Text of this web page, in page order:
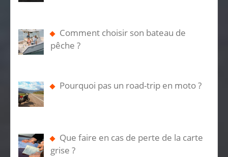
Comment choisir son bateau de
pêche ?
Pourquoi pas un road-trip en moto ?
Que faire en cas de perte de la carte
grise ?